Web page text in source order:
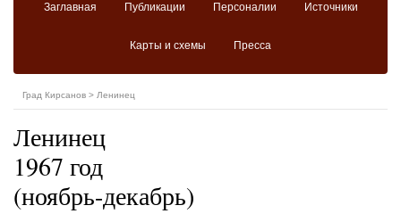
Заглавная Публикации Персоналии Источники
Карты и схемы Пресса
Град Кирсанов > Ленинец
Ленинец
1967 год
(ноябрь-декабрь)